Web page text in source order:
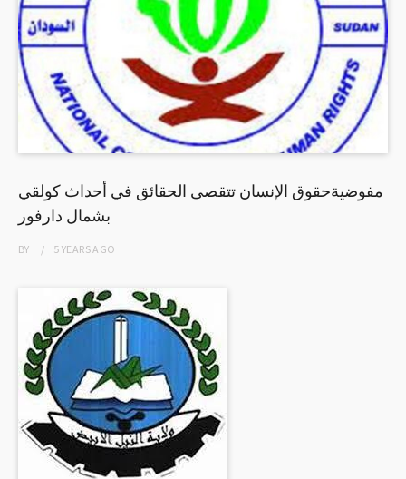
مفوضيةحقوق الإنسان تتقصى الحقائق في أحداث كولقي
بشمال دارفور
BY 5 YEARSAGO